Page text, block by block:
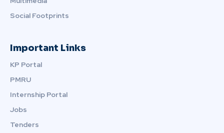
Social Footprints
Important Links
KP Portal
PMRU
Internship Portal
Jobs
Tenders